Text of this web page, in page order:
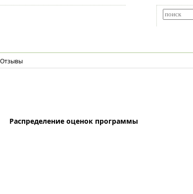
Отзывы
Распределение оценок программы